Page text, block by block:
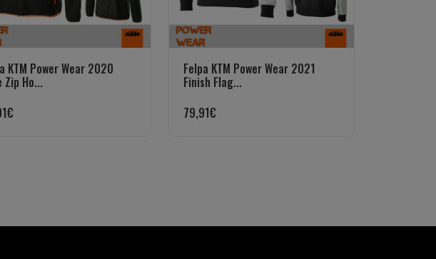
KTM Power Wear 2020
Zip Ho...
€
Felpa KTM Power Wear 2021
Finish Flag...
79,91€